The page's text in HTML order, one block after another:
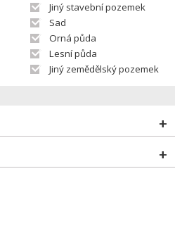
Jiný stavební pozemek
Sad
Orná půda
Lesní půda
Jiný zemědělský pozemek